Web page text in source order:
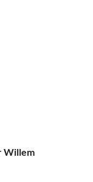
Willem